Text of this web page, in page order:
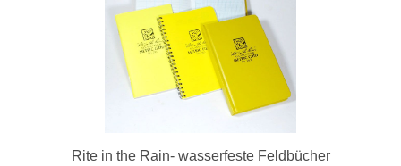
Rite in the Rain- wasserfeste Feldbücher